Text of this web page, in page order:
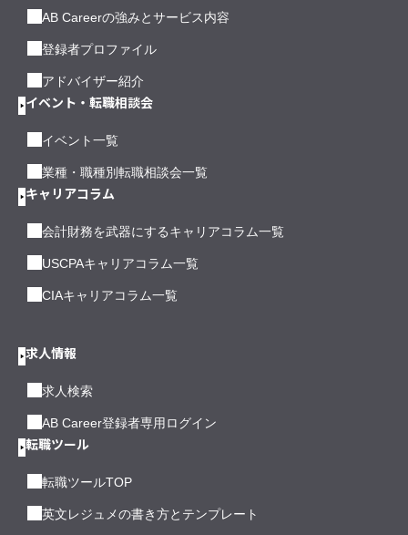
AB Careerの強みとサービス内容
登録者プロファイル
アドバイザー紹介
イベント・転職相談会
イベント一覧
業種・職種別転職相談会一覧
キャリアコラム
会計財務を武器にするキャリアコラム一覧
USCPAキャリアコラム一覧
CIAキャリアコラム一覧
求人情報
求人検索
AB Career登録者専用ログイン
転職ツール
転職ツールTOP
英文レジュメの書き方とテンプレート